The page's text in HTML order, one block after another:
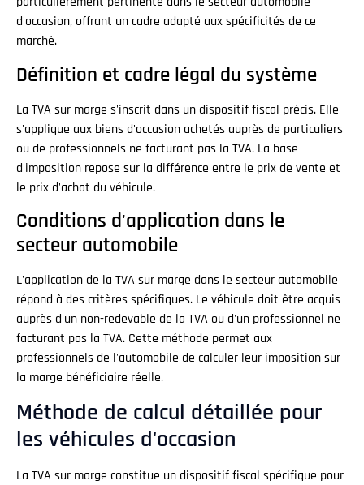
d'occasion, offrant un cadre adapté aux spécificités de ce
marché.
Définition et cadre légal du système
La TVA sur marge s'inscrit dans un dispositif fiscal précis. Elle
s'applique aux biens d'occasion achetés auprès de particuliers
ou de professionnels ne facturant pas la TVA. La base
d'imposition repose sur la différence entre le prix de vente et
le prix d'achat du véhicule.
Conditions d'application dans le
secteur automobile
L'application de la TVA sur marge dans le secteur automobile
répond à des critères spécifiques. Le véhicule doit être acquis
auprès d'un non-redevable de la TVA ou d'un professionnel ne
facturant pas la TVA. Cette méthode permet aux
professionnels de l'automobile de calculer leur imposition sur
la marge bénéficiaire réelle.
Méthode de calcul détaillée pour
les véhicules d'occasion
La TVA sur marge constitue un dispositif fiscal spécifique pour